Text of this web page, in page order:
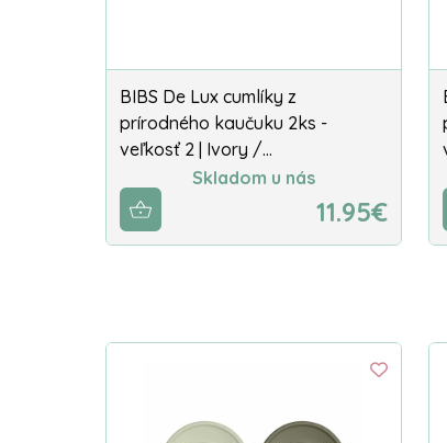
BIBS De Lux cumlíky z
prírodného kaučuku 2ks -
veľkosť 2 | Ivory /…
Skladom u nás
11.95€